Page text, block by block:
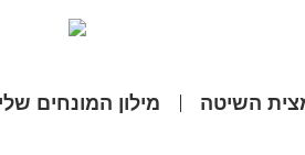
השיטה מילון המונחים